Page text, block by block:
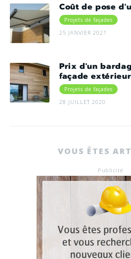
Coût de pose
Projets de façades
25 JANVIER 2021
Prix d'un
façade
Projets de façades
28 JUILLET 2020
VOUS ÊTES
Publicité